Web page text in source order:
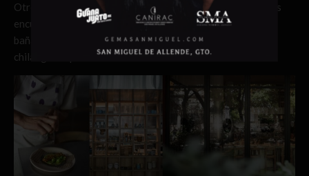
Otro hit son los esquites, cocinados con miso blanco, chiles
encurtidos, mayonesa y chile japonés seco, listos para ser
bañados con limón de colima, como la tradición mexicana -
chilanga- lo prescribe.